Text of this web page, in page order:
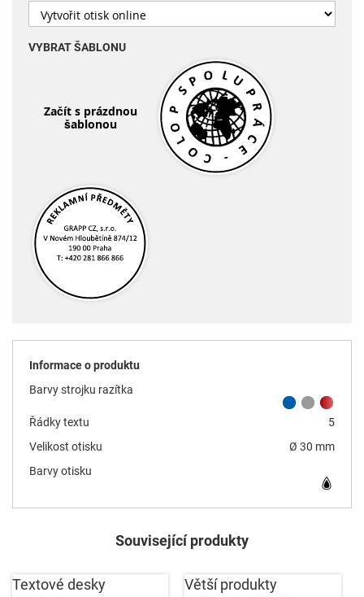
VYBRAT ŠABLONU
Začít s prázdnou
šablonou
Informace o produktu
Barvy strojku razítka
Řádky textu
5
Velikost otisku
Ø 30 mm
Barvy otisku
Související produkty
Textové desky Větší produkty